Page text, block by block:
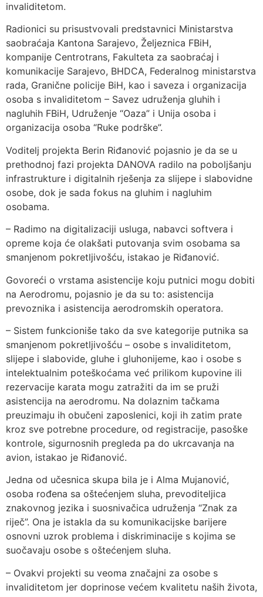
invaliditetom.
Radionici su prisustvovali predstavnici Ministarstva
saobraćaja Kantona Sarajevo, Željeznica FBiH,
kompanije Centrotrans, Fakulteta za saobraćaj i
komunikacije Sarajevo, BHDCA, Federalnog ministarstva
rada, Granične policije BiH, kao i saveza i organizacija
osoba s invaliditetom – Savez udruženja gluhih i
nagluhih FBiH, Udruženje “Oaza” i Unija osoba i
organizacija osoba “Ruke podrške”.
Voditelj projekta Berin Riđanović pojasnio je da se u
prethodnoj fazi projekta DANOVA radilo na poboljšanju
infrastrukture i digitalnih rješenja za slijepe i slabovidne
osobe, dok je sada fokus na gluhim i nagluhim
osobama.
– Radimo na digitalizaciji usluga, nabavci softvera i
opreme koja će olakšati putovanja svim osobama sa
smanjenom pokretljivošću, istakao je Riđanović.
Govoreći o vrstama asistencije koju putnici mogu dobiti
na Aerodromu, pojasnio je da su to: asistencija
prevoznika i asistencija aerodromskih operatora.
– Sistem funkcioniše tako da sve kategorije putnika sa
smanjenom pokretljivošću – osobe s invaliditetom,
slijepe i slabovide, gluhe i gluhonijeme, kao i osobe s
intelektualnim poteškoćama već prilikom kupovine ili
rezervacije karata mogu zatražiti da im se pruži
asistencija na aerodromu. Na dolaznim tačkama
preuzimaju ih obučeni zaposlenici, koji ih zatim prate
kroz sve potrebne procedure, od registracije, pasoške
kontrole, sigurnosnih pregleda pa do ukrcavanja na
avion, istakao je Riđanović.
Jedna od učesnica skupa bila je i Alma Mujanović,
osoba rođena sa oštećenjem sluha, prevoditeljica
znakovnog jezika i suosnivačica udruženja “Znak za
riječ”. Ona je istakla da su komunikacijske barijere
osnovni uzrok problema i diskriminacije s kojima se
suočavaju osobe s oštećenjem sluha.
– Ovakvi projekti su veoma značajni za osobe s
invaliditetom jer doprinose većem kvalitetu naših života,